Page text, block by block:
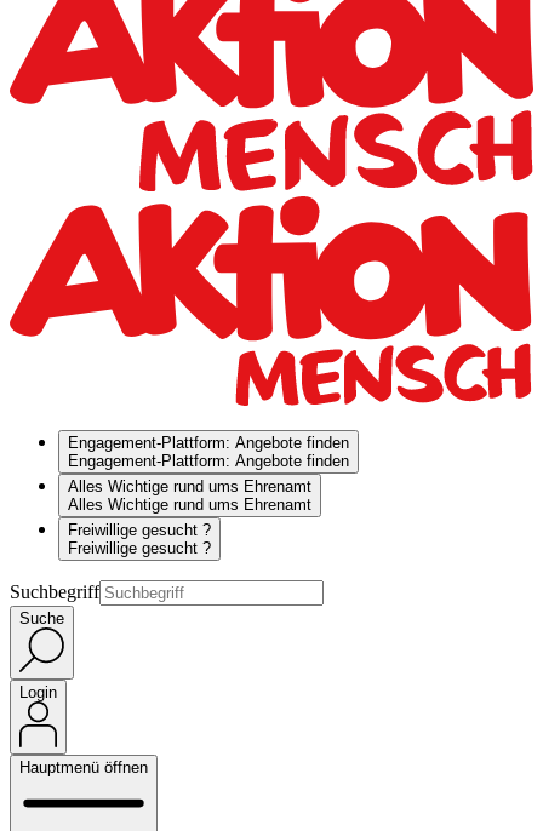
Engagement-Plattform: Angebote finden
Engagement-Plattform: Angebote finden
Alles Wichtige rund ums Ehrenamt
Alles Wichtige rund ums Ehrenamt
Freiwillige gesucht ?
Freiwillige gesucht ?
Suchbegriff
Suche
Login
Hauptmenü öffnen